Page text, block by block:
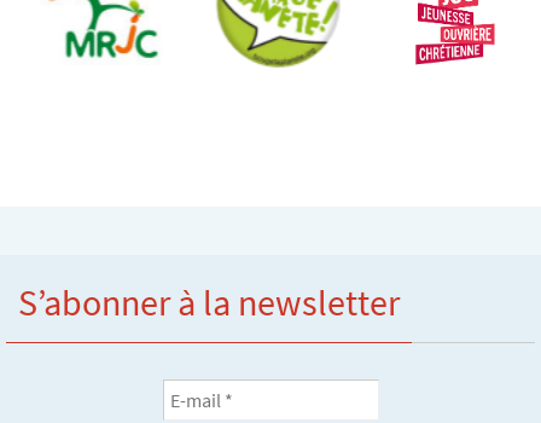
S’abonner à la newsletter